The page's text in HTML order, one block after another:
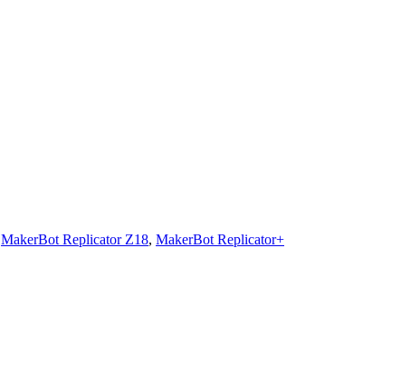
MakerBot Replicator Z18, MakerBot Replicator+